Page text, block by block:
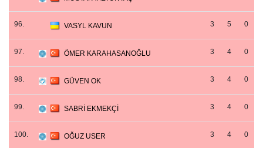
96. VASYL KAVUN 3 5 0
97. ÖMER KARAHASANOĞLU 3 4 0
98. GÜVEN OK 3 4 0
99. SABRİ EKMEKÇİ 3 4 0
100. OĞUZ USER 3 4 0